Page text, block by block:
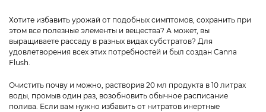
Хотите избавить урожай от подобных симптомов, сохранить при
этом все полезные элементы и вещества? А может, вы
выращиваете рассаду в разных видах субстратов? Для
удовлетворения всех этих потребностей и был создан Canna
Flush.
Очистить почву и можно, растворив 20 мл продукта в 10 литрах
воды, промыв один раз, возобновить обычное расписание
полива. Если вам нужно избавить от нитратов инертные